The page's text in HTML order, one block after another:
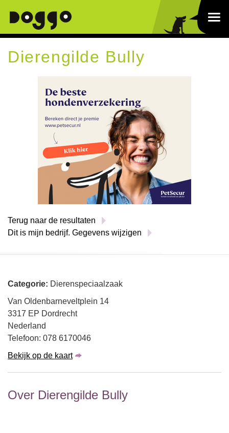
Dierengilde Bully
Terug naar de resultaten
Dit is mijn bedrijf. Gegevens wijzigen
Categorie: Dierenspeciaalzaak
Van Oldenbarneveltplein 14
3317 EP Dordrecht
Nederland
Telefoon: 078 6170046
Bekijk op de kaart
Over Dierengilde Bully